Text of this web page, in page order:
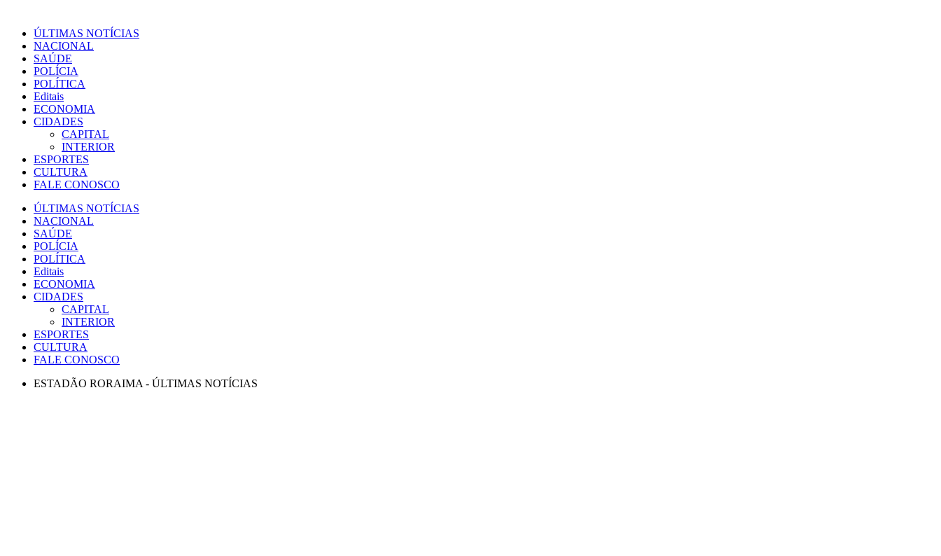
ÚLTIMAS NOTÍCIAS
NACIONAL
SAÚDE
POLÍCIA
POLÍTICA
Editais
ECONOMIA
CIDADES
CAPITAL
INTERIOR
ESPORTES
CULTURA
FALE CONOSCO
ÚLTIMAS NOTÍCIAS
NACIONAL
SAÚDE
POLÍCIA
POLÍTICA
Editais
ECONOMIA
CIDADES
CAPITAL
INTERIOR
ESPORTES
CULTURA
FALE CONOSCO
ESTADÃO RORAIMA - ÚLTIMAS NOTÍCIAS